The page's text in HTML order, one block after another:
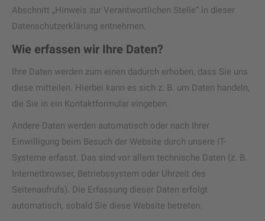
Abschnitt „Hinweis zur Verantwortlichen Stelle“ in dieser
Datenschutzerklärung entnehmen.
Wie erfassen wir Ihre Daten?
Ihre Daten werden zum einen dadurch erhoben, dass Sie uns
diese mitteilen. Hierbei kann es sich z. B. um Daten handeln,
die Sie in ein Kontaktformular eingeben.
Andere Daten werden automatisch oder nach Ihrer
Einwilligung beim Besuch der Website durch unsere IT-
Systeme erfasst. Das sind vor allem technische Daten (z. B.
Internetbrowser, Betriebssystem oder Uhrzeit des
Seitenaufrufs). Die Erfassung dieser Daten erfolgt
automatisch, sobald Sie diese Website betreten.